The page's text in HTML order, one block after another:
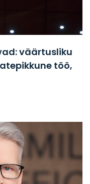
väärtusliku
töö,